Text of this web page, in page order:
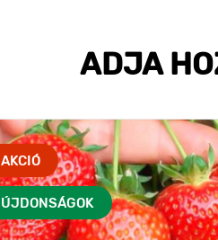
ADJA
AKCIÓ
ÚJDONSÁGOK